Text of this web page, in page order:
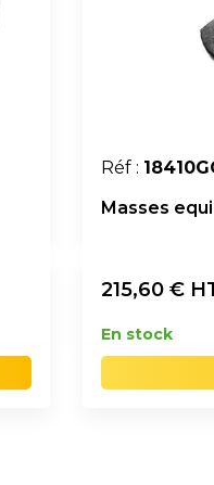
Réf :
Masses
215,60 €
En stock